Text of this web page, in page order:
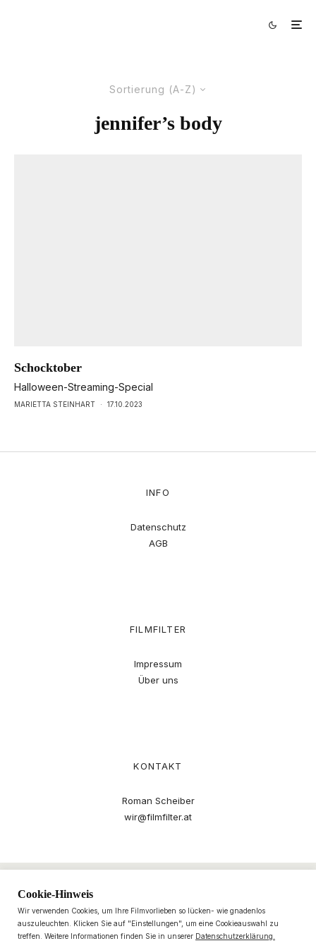
Sortierung (A-Z)
jennifer’s body
Schocktober
Halloween-Streaming-Special
MARIETTA STEINHART · 17.10.2023
INFO
Datenschutz
AGB
FILMFILTER
Impressum
Über uns
KONTAKT
Roman Scheiber
wir@filmfilter.at
Cookie-Hinweis
Wir verwenden Cookies, um Ihre Filmvorlieben so lücken- wie gnadenlos
auszuleuchten. Klicken Sie auf "Einstellungen", um eine Cookieauswahl zu
treffen. Weitere Informationen finden Sie in unserer Datenschutzerklärung.